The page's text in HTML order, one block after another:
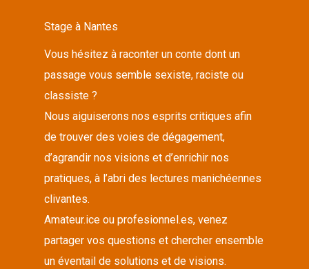
Stage à Nantes
Vous hésitez à raconter un conte dont un
passage vous semble sexiste, raciste ou
classiste ?
Nous aiguiserons nos esprits critiques afin
de trouver des voies de dégagement,
d’agrandir nos visions et d’enrichir nos
pratiques, à l’abri des lectures manichéennes
clivantes.
Amateur.ice ou profesionnel.es, venez
partager vos questions et chercher ensemble
un éventail de solutions et de visions.